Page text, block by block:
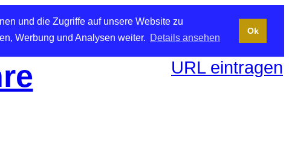
und die Zugriffe auf unsere Website zu
Werbung und Analysen weiter. Details ansehen
Ok
URL eintragen